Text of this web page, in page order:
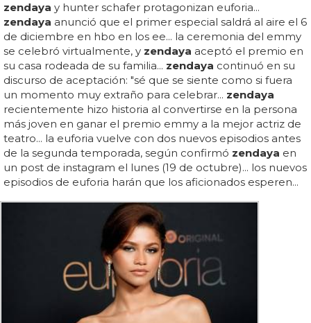
zendaya y hunter schafer protagonizan euforia...
zendaya anunció que el primer especial saldrá al aire el 6
de diciembre en hbo en los ee... la ceremonia del emmy
se celebró virtualmente, y zendaya aceptó el premio en
su casa rodeada de su familia... zendaya continuó en su
discurso de aceptación: "sé que se siente como si fuera
un momento muy extraño para celebrar... zendaya
recientemente hizo historia al convertirse en la persona
más joven en ganar el premio emmy a la mejor actriz de
teatro... la euforia vuelve con dos nuevos episodios antes
de la segunda temporada, según confirmó zendaya en
un post de instagram el lunes (19 de octubre)... los nuevos
episodios de euforia harán que los aficionados esperen...